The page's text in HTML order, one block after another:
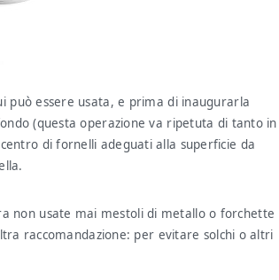
può essere usata, e prima di inaugurarla
(questa operazione va ripetuta di tanto in
di fornelli adeguati alla superficie da
non usate mai mestoli di metallo o forchette
raccomandazione: per evitare solchi o altri